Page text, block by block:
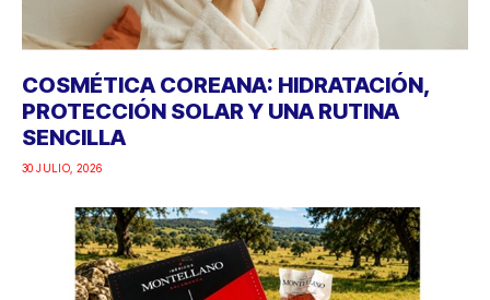
COSMÉTICA COREANA: HIDRATACIÓN,
PROTECCIÓN SOLAR Y UNA RUTINA
SENCILLA
30 JULIO, 2026